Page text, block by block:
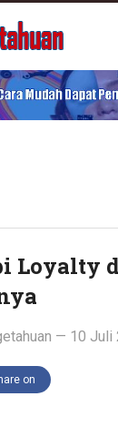
Informasi
Loyalty
— 10 Juli
on